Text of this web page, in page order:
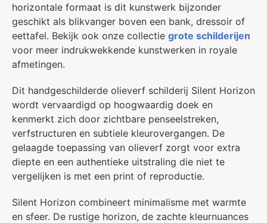
horizontale formaat is dit kunstwerk bijzonder
geschikt als blikvanger boven een bank, dressoir of
eettafel. Bekijk ook onze collectie grote schilderijen
voor meer indrukwekkende kunstwerken in royale
afmetingen.
Dit handgeschilderde olieverf schilderij Silent Horizon
wordt vervaardigd op hoogwaardig doek en
kenmerkt zich door zichtbare penseelstreken,
verfstructuren en subtiele kleurovergangen. De
gelaagde toepassing van olieverf zorgt voor extra
diepte en een authentieke uitstraling die niet te
vergelijken is met een print of reproductie.
Silent Horizon combineert minimalisme met warmte
en sfeer. De rustige horizon, de zachte kleurnuances